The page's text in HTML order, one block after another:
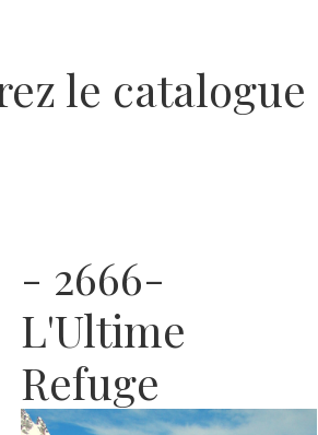
le catalogue
- 2666-
L'Ultime
Refuge